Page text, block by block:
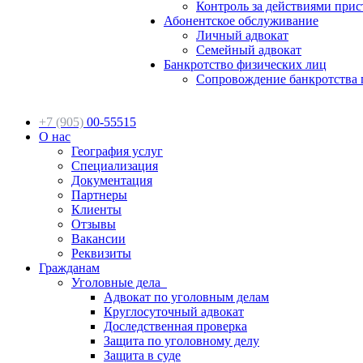
Контроль за действиями
Абонентское обслуживание
Личный адвокат
Семейный адвокат
Банкротство физических лиц
Сопровождение банкротства
+7 (905) 00-55515
О нас
География услуг
Специализация
Документация
Партнеры
Клиенты
Отзывы
Вакансии
Реквизиты
Гражданам
Уголовные дела
Адвокат по уголовным делам
Круглосуточный адвокат
Доследственная проверка
Защита по уголовному делу
Защита в суде